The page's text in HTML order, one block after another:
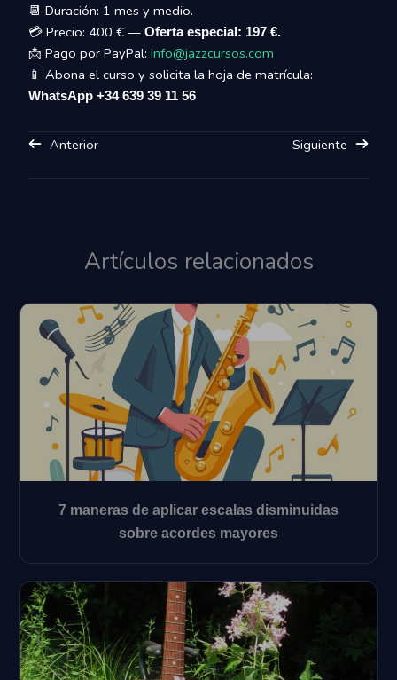
📆 Duración: 1 mes y medio.
💳 Precio: 400 € —Oferta especial: 197 €.
📩 Pago por PayPal:info@jazzcursos.com
📱 Abona el curso y solicita la hoja de matrícula:
WhatsApp +34 639 39 11 56
Anterior Siguiente
Artículos relacionados
7 maneras de aplicar escalas disminuidas
sobre acordes mayores